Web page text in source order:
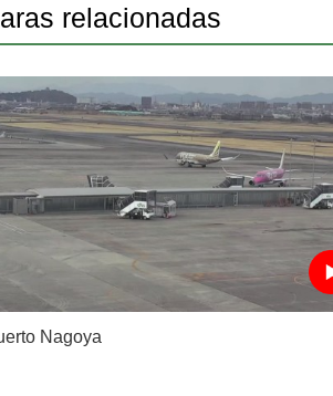
relacionadas
Nagoya